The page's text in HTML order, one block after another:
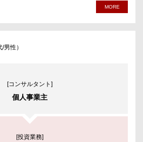
MORE
/男性）
[コンサルタント]
個人事業主
[投資業務]